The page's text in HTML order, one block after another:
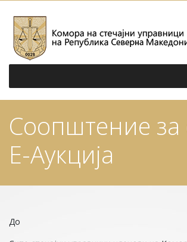
Соопштение за
Е-Аукција
До